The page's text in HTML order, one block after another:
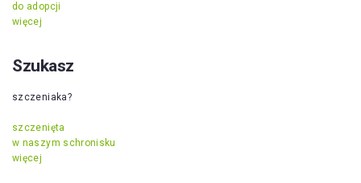
do adopcji
więcej
Szukasz
szczeniaka?
szczenięta
w naszym schronisku
więcej